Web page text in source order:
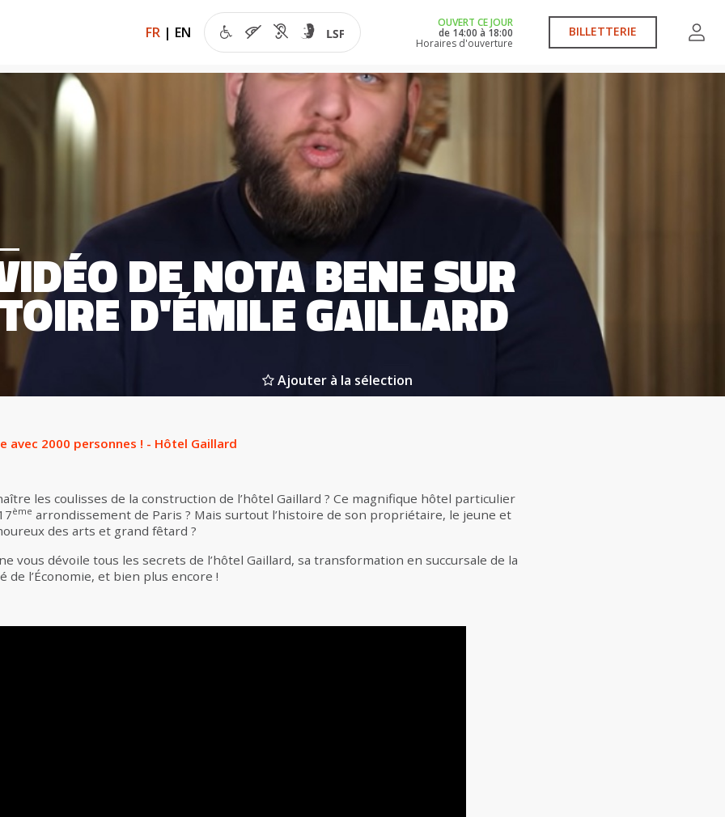
FR | EN
OUVERT CE JOUR
de 14:00 à 18:00
Horaires d'ouverture
BILLETTERIE
DE NOTA BENE SUR
D'ÉMILE GAILLARD
Ajouter à la sélection
avec 2000 personnes ! - Hôtel Gaillard
les coulisses de la construction de l’hôtel Gaillard ? Ce magnifique hôtel particulier
ème arrondissement de Paris ? Mais surtout l’histoire de son propriétaire, le jeune et
des arts et grand fêtard ?
vous dévoile tous les secrets de l’hôtel Gaillard, sa transformation en succursale de la
de l’Économie, et bien plus encore !